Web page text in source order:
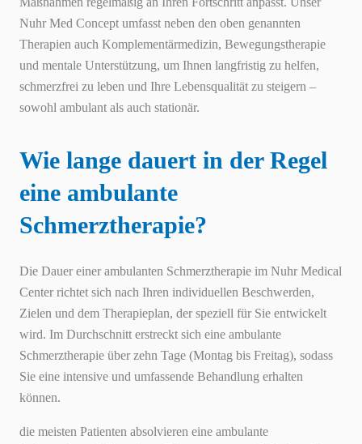
Nuhr Med Concept umfasst neben den oben genannten
Therapien auch Komplementärmedizin, Bewegungstherapie
und mentale Unterstützung, um Ihnen langfristig zu helfen,
schmerzfrei zu leben und Ihre Lebensqualität zu steigern –
sowohl ambulant als auch stationär.
Wie lange dauert in der Regel
eine ambulante
Schmerztherapie?
Die Dauer einer ambulanten Schmerztherapie im Nuhr Medical
Center richtet sich nach Ihren individuellen Beschwerden,
Zielen und dem Therapieplan, der speziell für Sie entwickelt
wird. Im Durchschnitt erstreckt sich eine ambulante
Schmerztherapie über zehn Tage (Montag bis Freitag), sodass
Sie eine intensive und umfassende Behandlung erhalten
können.
die meisten Patienten absolvieren eine ambulante